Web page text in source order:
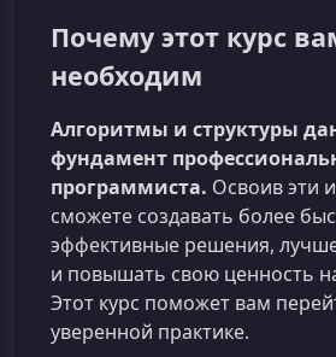
Почему этот курс
необходим
Алгоритмы и структуры
фундамент
программиста. Освоив эти
сможете создавать более
эффективные решения,
и повышать свою ценность
Этот курс поможет вам
уверенной практике.